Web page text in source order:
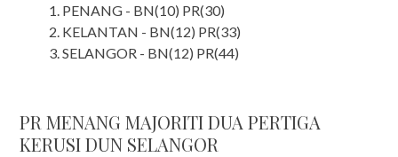
PENANG - BN(10) PR(30)
KELANTAN - BN(12) PR(33)
SELANGOR - BN(12) PR(44)
PR MENANG MAJORITI DUA PERTIGA
KERUSI DUN SELANGOR